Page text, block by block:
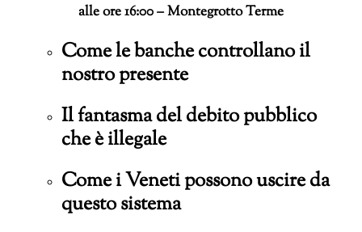
alle ore 16:00 – Montegrotto Terme
Come le banche controllano il
nostro presente
Il fantasma del debito pubblico
che è illegale
Come i Veneti possono uscire da
questo sistema